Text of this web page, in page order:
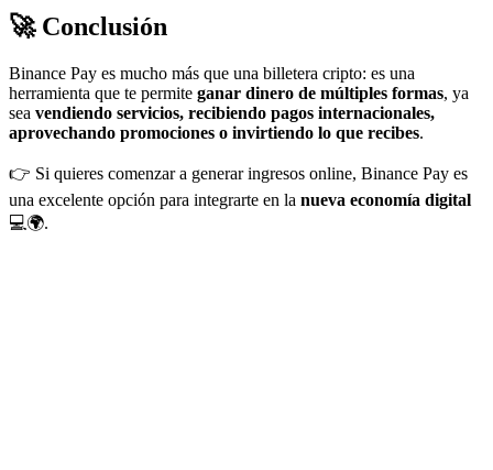
🚀 Conclusión
Binance Pay es mucho más que una billetera cripto: es una
herramienta que te permite ganar dinero de múltiples formas, ya
sea vendiendo servicios, recibiendo pagos internacionales,
aprovechando promociones o invirtiendo lo que recibes.
👉 Si quieres comenzar a generar ingresos online, Binance Pay es
una excelente opción para integrarte en la nueva economía digital
💻🌍.